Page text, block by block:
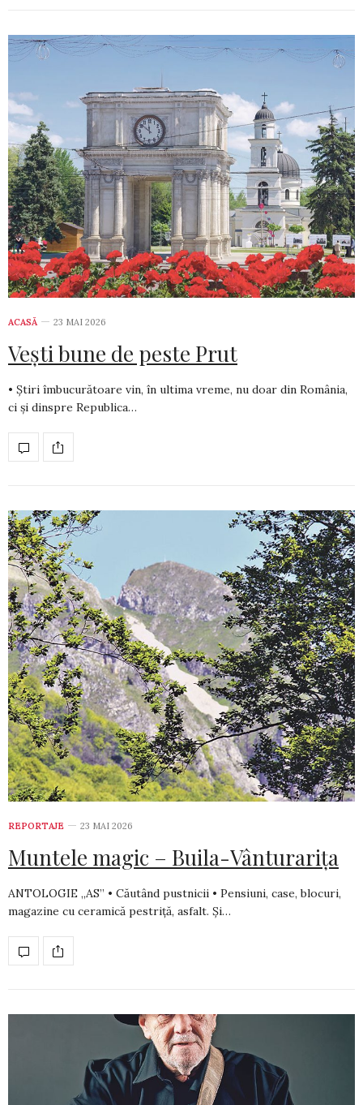
ACASĂ 23 MAI 2026
Vești bune de peste Prut
• Știri îmbucurătoare vin, în ultima vreme, nu doar din România,
ci și dinspre Republica…
REPORTAJE 23 MAI 2026
Muntele magic – Buila-Vânturarița
ANTOLOGIE „AS” • Căutând pustnicii • Pensiuni, case, blocuri,
magazine cu ceramică pestriţă, asfalt. Şi…